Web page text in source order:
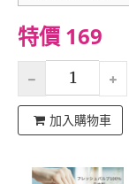
特價 169
加入購物車